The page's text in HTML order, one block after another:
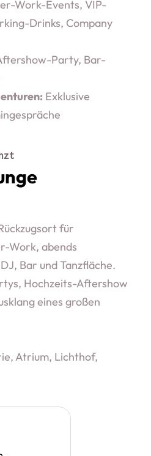
Work-Events, VIP-
Drinks, Company
Party, Bar-
Exklusive
für
Work, abends
Bar und Tanzfläche.
Hochzeits-Aftershow
eines großen
Atrium, Lichthof,